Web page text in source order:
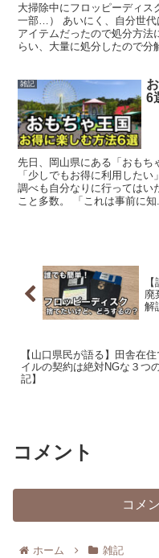
大掃除中にフロッピーディス
一部…） あいにく、自分世代
アイテムだったので処分方法
らい、大量に処分したので分
雑記
6
先日、岡山県にある「おもち
「少しでもお得に利用した
調べも自分なりに行ってはい
こと多数。 「これは事前に知
廃
解
【山口県民が語る】田舎在
イルの契約は絶対NGな３つ
記】
コメント
コメ
ホーム 雑記